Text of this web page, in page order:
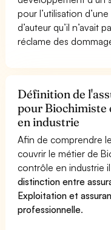
pour l’utilisation
d’auteur qu’il n’avait
réclame des
Définition de
pour Biochimiste
en industrie
Afin de comprendre
couvrir le métier de
contrôle en industrie
distinction entre
Exploitation et
professionnelle.